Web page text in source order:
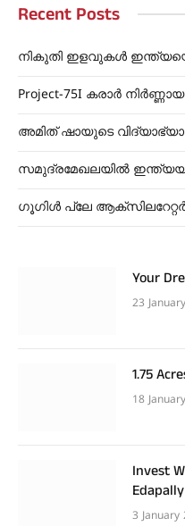
Recent Posts
നികുതി ഇളവുകൾ ഇന്ത്യയെ
Project-75I കരാർ
അമിത് ഷായുടെ
സമുദ്രമേഖലയിൽ
ഗൂഗിൾ പ്ലേ ആക്സിലറേറ്റർ
Your
23
1.75
18
Invest
Edapally
3 January